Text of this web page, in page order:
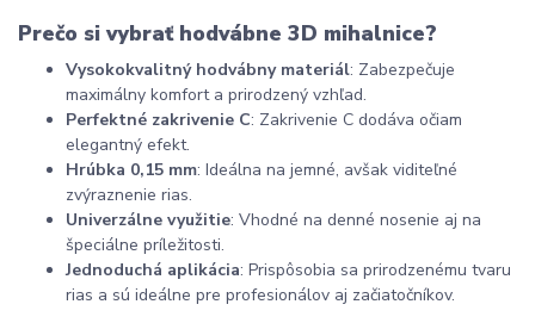
Prečo si vybrať hodvábne 3D mihalnice?
Vysokokvalitný hodvábny materiál: Zabezpečuje
maximálny komfort a prirodzený vzhľad.
Perfektné zakrivenie C: Zakrivenie C dodáva očiam
elegantný efekt.
Hrúbka 0,15 mm: Ideálna na jemné, avšak viditeľné
zvýraznenie rias.
Univerzálne využitie: Vhodné na denné nosenie aj na
špeciálne príležitosti.
Jednoduchá aplikácia: Prispôsobia sa prirodzenému tvaru
rias a sú ideálne pre profesionálov aj začiatočníkov.